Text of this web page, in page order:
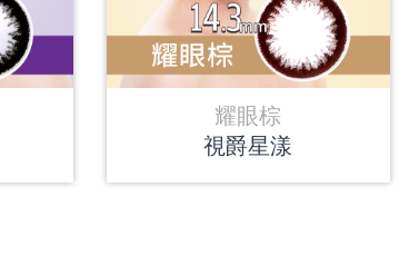
耀眼棕
視爵星漾